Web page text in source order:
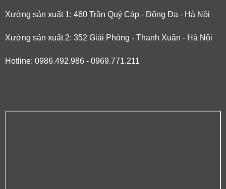
Xưởng sản xuất 1: 460 Trần Quý Cáp - Đống Đa - Hà Nội
Xưởng sản xuất 2: 352 Giải Phóng - Thanh Xuân - Hà Nội
Hotline: 0986.492.986 - 0969.771.211